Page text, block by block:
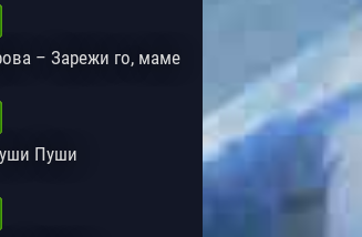
– Зарежи го, маме
Пуши